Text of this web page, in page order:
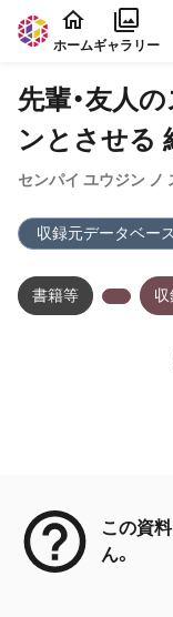
本文に飛ぶ
ホームギャラリー
先輩・友人
ンとさせる
センパイ ユウジン ノ
収録元データベー
書籍等
この資
ん。